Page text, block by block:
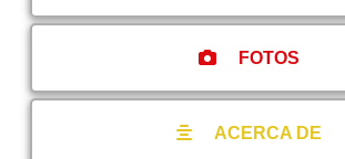
FOTOS
ACERCA DE